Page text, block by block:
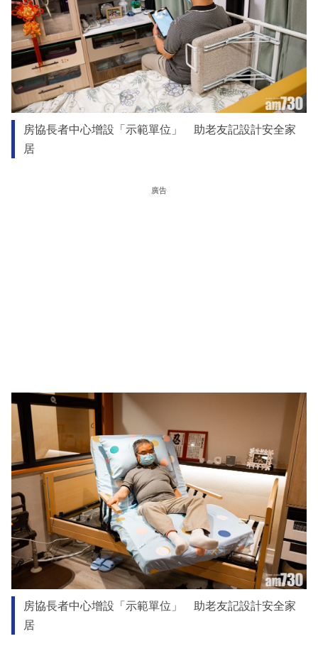
房協長者中心增設「示範單位」 助老友記設計安全家
居
廣告
房協長者中心增設「示範單位」 助老友記設計安全家
居